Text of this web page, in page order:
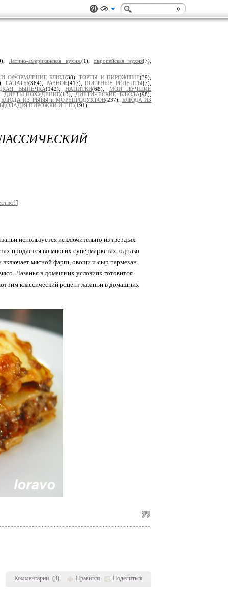
Латино-американская кухня. (1),Европейская кухня(7),
И ОФОРМЛЕНИЕ БЛЮД(38),ТОРТЫ И ПИРОЖНЫЕ(39),
САЛАТЫ(364), РАЗНОЕ(417),ПОСТНЫЕ РЕЦЕПТЫ(7),
ВЫПЕЧКА(142),НАПИТКИ(68), МОИ ЛУЧШИЕ
ДИЕТЫ,ПОХУДЕНИЕ(13), ДИЕТИЧЕСКИЕ БЛЮДА(98),
БЛЮДА ИЗ РЫБЫ и МОРЕПРОДУКТОВ(237), БЛЮДА ИЗ
И Т.П. (191)
Комментарии (3) Нравится Поделиться
]
используется исключительно из твердых
продается во многих супермаркетах, однако
включает мясной фарш, овощи и сыр пармезан.
Лазанья в домашних условиях готовится
классический рецепт лазаньи в домашних